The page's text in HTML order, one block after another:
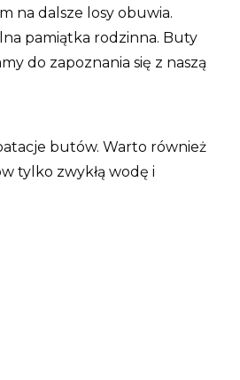
na dalsze losy obuwia.
pamiątka rodzinna. Buty
do zapoznania się z naszą
butów. Warto również
tylko zwykłą wodę i